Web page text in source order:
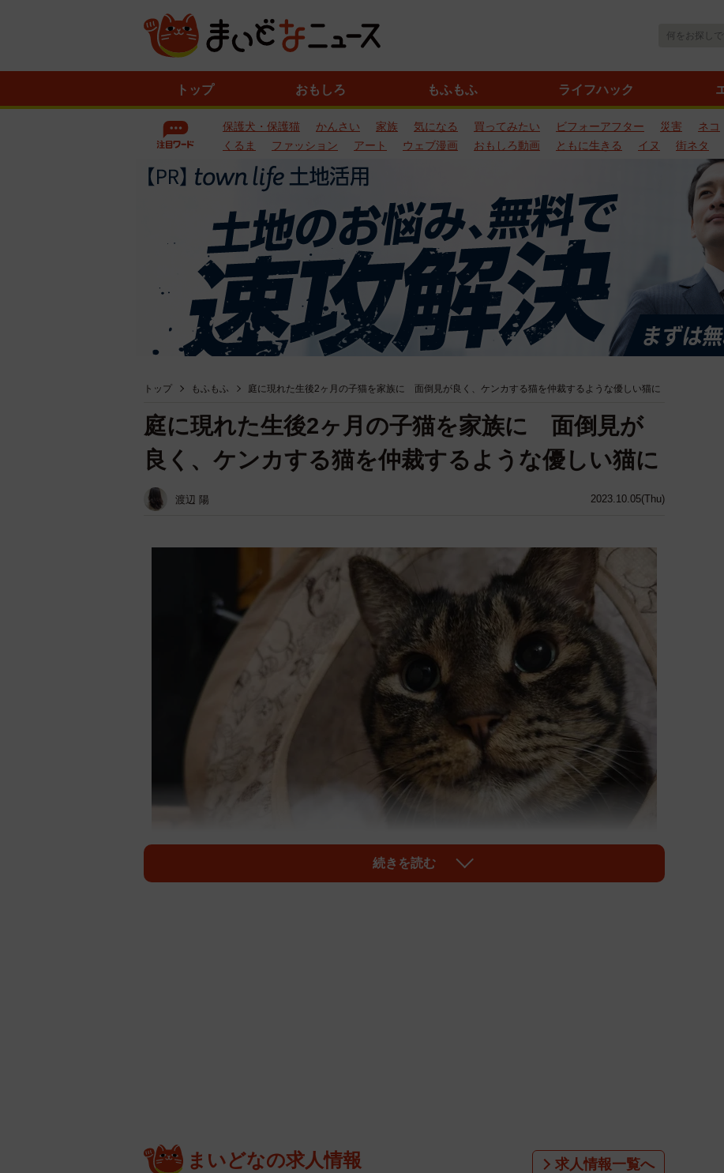
トップ おもしろ もふもふ ライフハック
保護犬・保護猫 かんさい 家族 気になる 買ってみたい ビフォーアフター 災害 ネコ
くるま
ファッション アート ウェブ漫画 おもしろ動画 ともに生きる イヌ 街ネタ
トップ もふもふ 庭に現れた生後2ヶ月の子猫を家族に 面倒見が良く、ケンカする猫を仲裁するような優しい猫に
2023.10.05(Thu)
庭に現れた生後2ヶ月の子猫を家族に 面倒見が
良く、ケンカする猫を仲裁するような優しい猫に
渡辺 陽
続きを読む
まいどなの求人情報 求人情報一覧へ